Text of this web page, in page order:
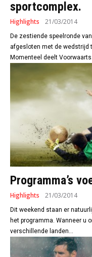
sportcomplex.
Highlights 21/03/2014
De zestiende speelronde
afgesloten met de wedstrijd
Momenteel deelt Voorwaarts...
Programma’s
Highlights 21/03/2014
Dit weekend staan er
het programma. Wanneer u
verschillende landen...